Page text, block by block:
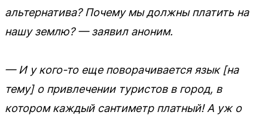
альтернатива? Почему мы должны платить на
нашу землю? — заявил аноним.
— И у кого-то еще поворачивается язык [на
тему] о привлечении туристов в город, в
котором каждый сантиметр платный! А уж о